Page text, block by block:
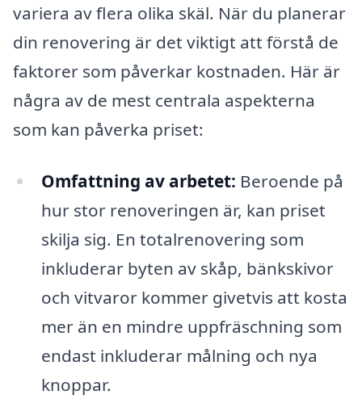
variera av flera olika skäl. När du planerar
din renovering är det viktigt att förstå de
faktorer som påverkar kostnaden. Här är
några av de mest centrala aspekterna
som kan påverka priset:
Omfattning av arbetet: Beroende på
hur stor renoveringen är, kan priset
skilja sig. En totalrenovering som
inkluderar byten av skåp, bänkskivor
och vitvaror kommer givetvis att kosta
mer än en mindre uppfräschning som
endast inkluderar målning och nya
knoppar.